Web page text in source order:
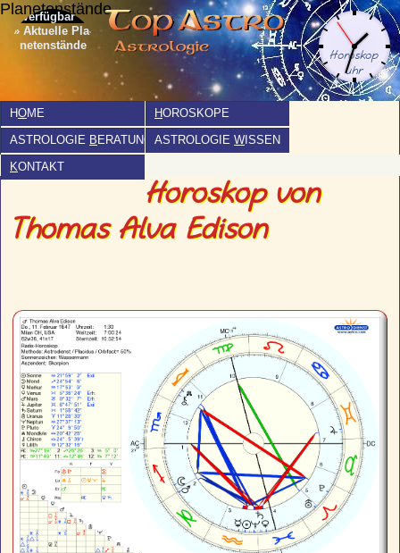
Planetenstände
» Aktuelle Pla­
netenstände
HOME HOROSKOPE
ASTROLOGIE B ERATUNG ASTROLOGIE W ISSEN
KONTAKT
Horoskop von
Thomas Alva Edison